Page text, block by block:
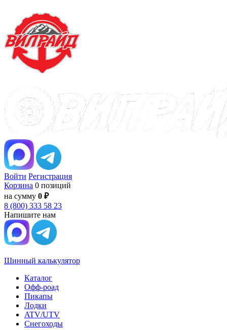
Войти Регистрация
Корзина 0 позиций
на сумму 0 ₽
8 (800) 333 58 23
Напишите нам
Шинный калькулятор
Каталог
Офф-роад
Пикапы
Лодки
ATV/UTV
Снегоходы